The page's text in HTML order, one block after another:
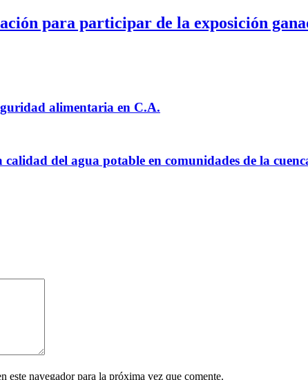
para participar de la exposición
alimentaria en C.A.
calidad del agua potable en comunidades de la
navegador para la próxima vez que comente.